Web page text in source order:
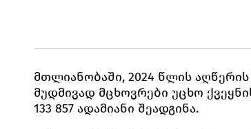
მთლიანობაში, 2024 წლის
მუდმივად მცხოვრები უცხო
133 857 ადამიანი შეადგინა.